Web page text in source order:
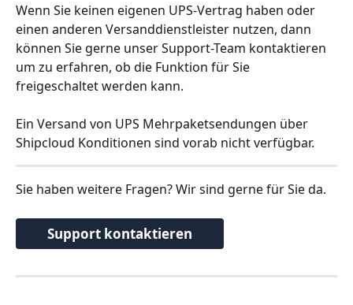
Wenn Sie keinen eigenen UPS-Vertrag haben oder
einen anderen Versanddienstleister nutzen, dann
können Sie gerne unser Support-Team kontaktieren
um zu erfahren, ob die Funktion für Sie
freigeschaltet werden kann.
Ein Versand von UPS Mehrpaketsendungen über
Shipcloud Konditionen sind vorab nicht verfügbar.
Sie haben weitere Fragen? Wir sind gerne für Sie da.
Support kontaktieren